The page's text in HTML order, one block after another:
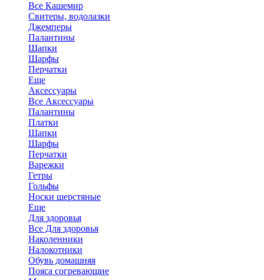
Все Кашемир
Свитеры, водолазки
Джемперы
Палантины
Шапки
Шарфы
Перчатки
Еще
Аксессуары
Все Аксессуары
Палантины
Платки
Шапки
Шарфы
Перчатки
Варежки
Гетры
Гольфы
Носки шерстяные
Еще
Для здоровья
Все Для здоровья
Наколенники
Налокотники
Обувь домашняя
Пояса согревающие